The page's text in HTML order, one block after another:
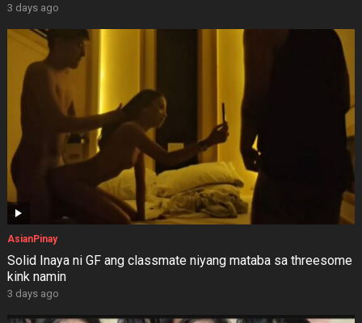
3 days ago
AsianPinay
Solid Inaya ni GF ang classmate niyang mataba sa threesome
kink namin
3 days ago